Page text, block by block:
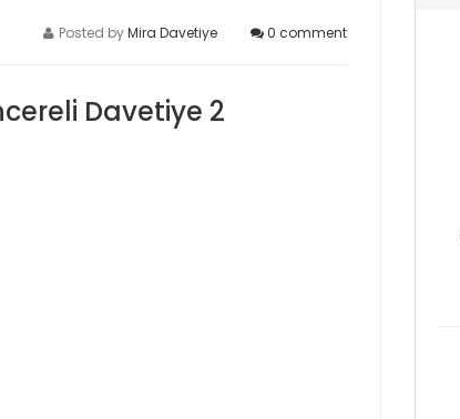
0 comment
Posted byMira Davetiye
Davetiye 2